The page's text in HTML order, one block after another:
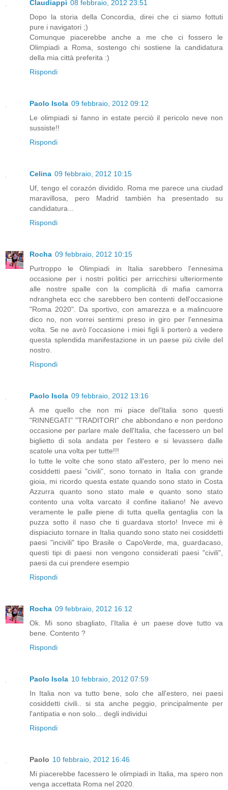
Claudiappì 08 febbraio, 2012 23:51
Dopo la storia della Concordia, direi che ci siamo fottuti
pure i navigatori ;)
Comunque piacerebbe anche a me che ci fossero le
Olimpiadi a Roma, sostengo chi sostiene la candidatura
della mia città preferita :)
Rispondi
Paolo Isola 09 febbraio, 2012 09:12
Le olimpiadi si fanno in estate perciò il pericolo neve non
sussiste!!
Rispondi
Celina 09 febbraio, 2012 10:15
Uf, tengo el corazón dividido. Roma me parece una ciudad
maravillosa, pero Madrid también ha presentado su
candidatura...
Rispondi
Rocha 09 febbraio, 2012 10:15
Purtroppo le Olimpiadi in Italia sarebbero l'ennesima
occasione per i nostri politici per arricchirsi ulteriormente
alle nostre spalle con la complicità di mafia camorra
ndrangheta ecc che sarebbero ben contenti dell'occasione
"Roma 2020". Da sportivo, con amarezza e a malincuore
dico no, non vorrei sentirmi preso in giro per l'ennesima
volta. Se ne avrò l'occasione i miei figli li porterò a vedere
questa splendida manifestazione in un paese più civile del
nostro.
Rispondi
Paolo Isola 09 febbraio, 2012 13:16
A me quello che non mi piace del'Italia sono questi
"RINNEGATI" "TRADITORI" che abbondano e non perdono
occasione per parlare male dell'Italia, che facessero un bel
biglietto di sola andata per l'estero e si levassero dalle
scatole una volta per tutte!!!
Io tutte le volte che sono stato all'estero, per lo meno nei
cosiddetti paesi "civili", sono tornato in Italia con grande
gioia, mi ricordo questa estate quando sono stato in Costa
Azzurra quanto sono stato male e quanto sono stato
contento una volta varcato il confine italiano! Ne avevo
veramente le palle piene di tutta quella gentaglia con la
puzza sotto il naso che ti guardava storto! Invece mi è
dispiaciuto tornare in Italia quando sono stato nei cosiddetti
paesi "incivili" tipo Brasile o CapoVerde, ma, guardacaso,
questi tipi di paesi non vengono considerati paesi "civili",
paesi da cui prendere esempio
Rispondi
Rocha 09 febbraio, 2012 16:12
Ok. Mi sono sbagliato, l'Italia è un paese dove tutto va
bene. Contento ?
Rispondi
Paolo Isola 10 febbraio, 2012 07:59
In Italia non va tutto bene, solo che all'estero, nei paesi
cosiddetti civili.. si sta anche peggio, principalmente per
l'antipatia e non solo... degli individui
Rispondi
Paolo 10 febbraio, 2012 16:46
Mi piacerebbe facessero le olimpiadi in Italia, ma spero non
venga accettata Roma nel 2020.